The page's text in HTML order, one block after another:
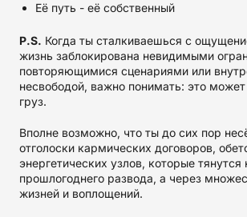
Её путь - её собственный
P.S. Когда ты сталкиваешься с
жизнь заблокирована невидимыми
повторяющимися сценариями или
несвободой, важно понимать: это
груз.
Вполне возможно, что ты до сих пор
отголоски кармических договоров,
энергетических узлов, которые тянутся
прошлогоднего развода, а через
жизней и воплощений.